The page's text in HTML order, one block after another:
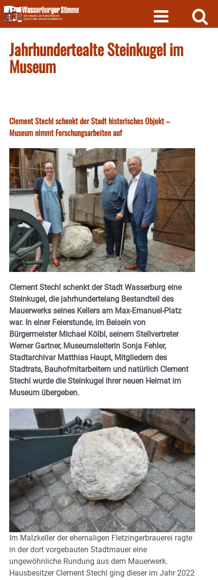
Skip
to
content
Jahrhundertealte Steinkugel im
Museum
Clement Stechl schenkt der Stadt historisches Objekt –
Museum nimmt Forschungsarbeiten auf
Clement Stechl schenkt der Stadt Wasserburg eine
Steinkugel, die jahrhundertelang Bestandteil des
Mauerwerks seines Kellers am Max-Emanuel-Platz
war. In einer Feierstunde, im Beisein von
Bürgermeister Michael Kölbl, seinem Stellvertreter
Werner Gartner, Museumsleiterin Sonja Fehler,
Stadtarchivar Matthias Haupt, Mitgliedern des
Stadtrats, Bauhofmitarbeitern und natürlich Clement
Stechl wurde die Steinkugel ihrer neuen Heimat im
Museum übergeben.
Im Malzkeller der ehemaligen Fletzingerbrauerei ragte
in der dort vorgebauten Stadtmauer eine
ungewöhnliche Rundung aus dem Mauerwerk.
Hausbesitzer Clement Stechl ging dieser im Jahr 2022